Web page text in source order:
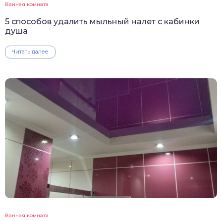
Ванная комната
5 способов удалить мыльный налет с кабинки
душа
Читать далее
Ванная комната